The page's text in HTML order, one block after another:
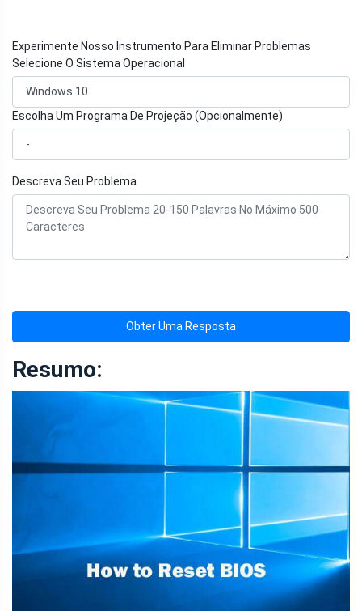
Experimente Nosso Instrumento Para Eliminar Problemas
Selecione O Sistema Operacional
Escolha Um Programa De Projeção (Opcionalmente)
Descreva Seu Problema
Obter Uma Resposta
Resumo: